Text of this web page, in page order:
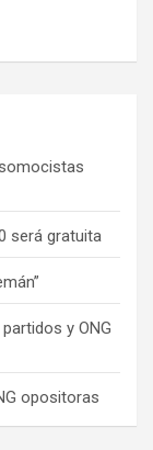
será gratuita
y ONG
opositoras